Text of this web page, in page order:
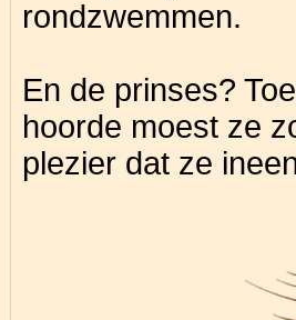
rondzwemmen.
En de prinses?
hoorde moest ze
plezier dat ze